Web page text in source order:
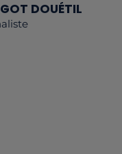
DOUÉTIL